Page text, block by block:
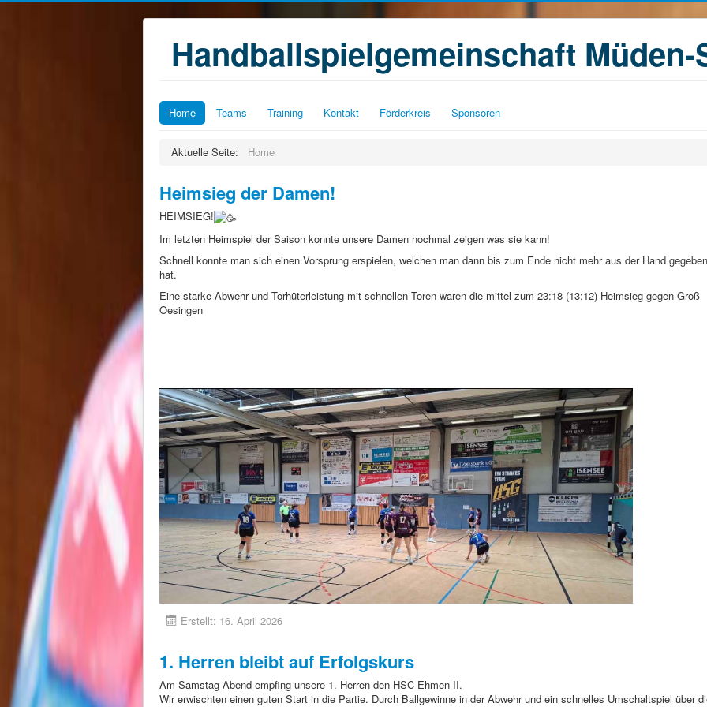
Handballspielgemeinschaft Müden-
Home Teams Training Kontakt Förderkreis Sponsoren
Aktuelle Seite: Home
Heimsieg der Damen!
HEIMSIEG!
Im letzten Heimspiel der Saison konnte unsere Damen nochmal zeigen was sie kann!
Schnell konnte man sich einen Vorsprung erspielen, welchen man dann bis zum Ende nicht mehr aus der Hand gegeben
hat.
Eine starke Abwehr und Torhüterleistung mit schnellen Toren waren die mittel zum 23:18 (13:12) Heimsieg gegen Groß
Oesingen
Erstellt: 16. April 2026
1. Herren bleibt auf Erfolgskurs
Am Samstag Abend empfing unsere 1. Herren den HSC Ehmen II.
Wir erwischten einen guten Start in die Partie. Durch Ballgewinne in der Abwehr und ein schnelles Umschaltspiel über